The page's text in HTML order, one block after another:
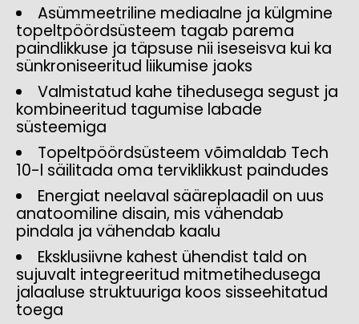
Asümmeetriline mediaalne ja külgmine
topeltpöördsüsteem tagab parema
paindlikkuse ja täpsuse nii iseseisva kui ka
sünkroniseeritud liikumise jaoks
Valmistatud kahe tihedusega segust ja
kombineeritud tagumise labade
süsteemiga
Topeltpöördsüsteem võimaldab Tech
10-l säilitada oma terviklikkust paindudes
Energiat neelaval sääreplaadil on uus
anatoomiline disain, mis vähendab
pindala ja vähendab kaalu
Eksklusiivne kahest ühendist tald on
sujuvalt integreeritud mitmetihedusega
jalaaluse struktuuriga koos sisseehitatud
toega